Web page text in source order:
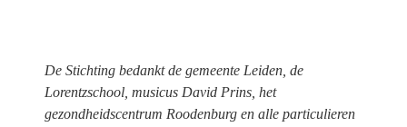
De Stichting bedankt de gemeente Leiden, de
Lorentzschool, musicus David Prins, het
gezondheidscentrum Roodenburg en alle particulieren